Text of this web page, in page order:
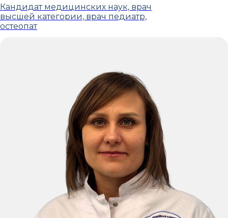
Кандидат медицинских наук, врач
высшей категории, врач педиатр,
остеопат